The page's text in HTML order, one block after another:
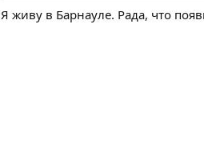
Я живу в Барнауле. Рада, что